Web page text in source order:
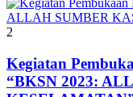
2
Kegiatan
“BKSN 2023: